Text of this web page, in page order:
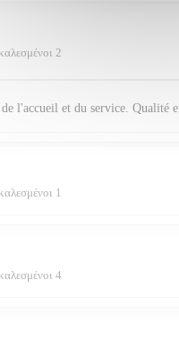
2
l'accueil et du service. Qualité
1
4